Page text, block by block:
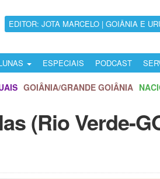
EDITOR: JOTA MARCELO | GOIÂNIA E
ESPECIAIS PODCAST
GOIÂNIA/GRANDE GOIÂNIA
(Rio Verde-